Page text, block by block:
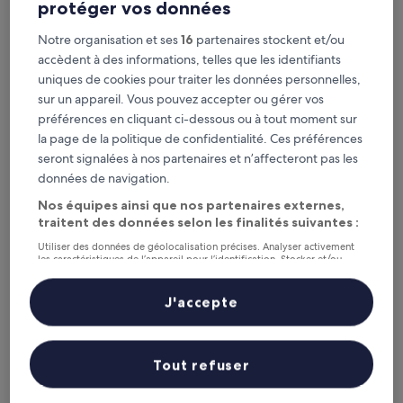
Parilly, à 0,8 km de : Station de métro Parilly
sur
10,
Très
bien,
(462 avis)
8,2/10 Très bien
nouveau
est
de
taxes et frais compris
12 août - 13 août
Bikube Coliving Hôtel - Lyon Centre
Bikube Coliving Hôtel - Lyon Centre Lumière
Bikube Coliving Hôtel - Lyon Centre Lumière
protéger vos données
Notre organisation et ses16 partenaires stockent et/ou
accèdent à des informations, telles que les identifiants
uniques de cookies pour traiter les données personnelles,
sur un appareil. Vous pouvez accepter ou gérer vos
préférences en cliquant ci-dessous ou à tout moment sur
la page de la politique de confidentialité. Ces préférences
seront signalées à nos partenaires et n’affecteront pas les
données de navigation.
Nos équipes ainsi que nos partenaires externes,
traitent des données selon les finalités suivantes :
Utiliser des données de géolocalisation précises. Analyser activement
les caractéristiques de l’appareil pour l’identification. Stocker et/ou
personnalisés, mesure de performance des publicités et du contenu,
études d’audience et développement de services.
Liste de nos partenaires (fournisseurs)
Tout refuser
J'accepte